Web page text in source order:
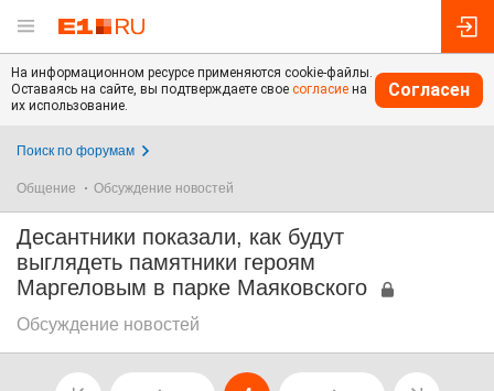
На информационном ресурсе применяются cookie-файлы.
Оставаясь на сайте, вы подтверждаете свое согласие на
их использование.
Согласен
Поиск по форумам
Общение Обсуждение новостей
Десантники показали, как будут
выглядеть памятники героям
Маргеловым в парке Маяковского
Обсуждение новостей